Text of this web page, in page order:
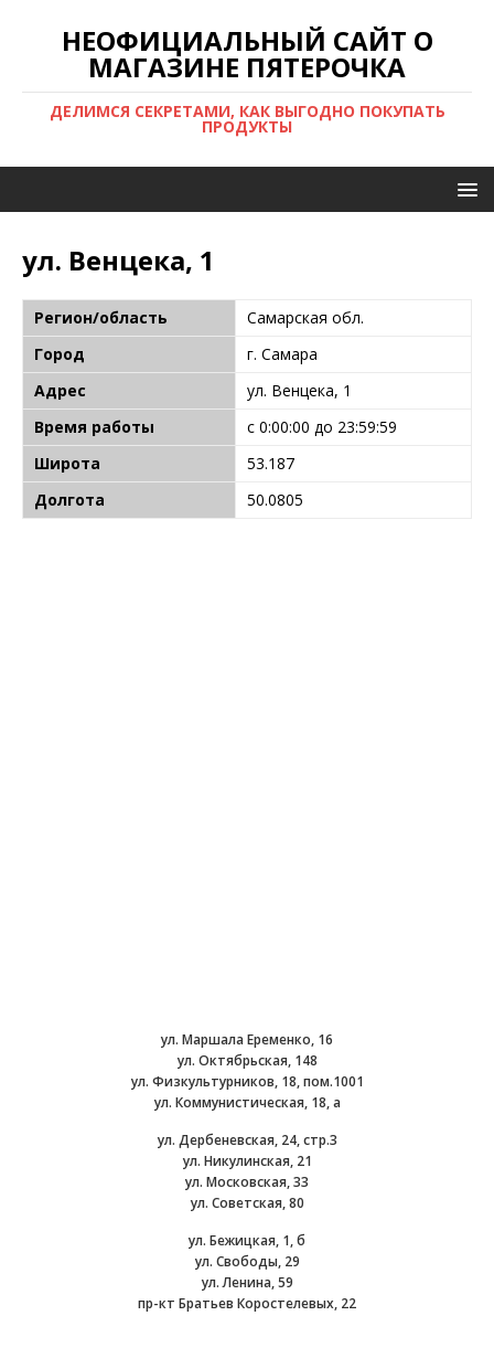
НЕОФИЦИАЛЬНЫЙ САЙТ О
МАГАЗИНЕ ПЯТЕРОЧКА
ДЕЛИМСЯ СЕКРЕТАМИ, КАК ВЫГОДНО ПОКУПАТЬ
ПРОДУКТЫ
ул. Венцека, 1
Регион/область
Самарская обл.
Город
г. Самара
Адрес
ул. Венцека, 1
Время работы
с 0:00:00 до 23:59:59
Широта
53.187
Долгота
50.0805
ул. Маршала Еременко, 16
ул. Октябрьская, 148
ул. Физкультурников, 18, пом.1001
ул. Коммунистическая, 18, а
ул. Дербеневская, 24, стр.3
ул. Никулинская, 21
ул. Московская, 33
ул. Советская, 80
ул. Бежицкая, 1, б
ул. Свободы, 29
ул. Ленина, 59
пр-кт Братьев Коростелевых, 22